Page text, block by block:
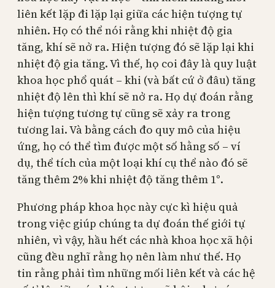
liên kết lặp đi lặp lại giữa các hiện tượng tự
nhiên. Họ có thể nói rằng khi nhiệt độ gia
tăng, khí sẽ nở ra. Hiện tượng đó sẽ lặp lại khi
nhiệt độ gia tăng. Vì thế, họ coi đây là quy luật
khoa học phổ quát – khi (và bất cứ ở đâu) tăng
nhiệt độ lên thì khí sẽ nở ra. Họ dự đoán rằng
hiện tượng tương tự cũng sẽ xảy ra trong
tương lai. Và bằng cách đo quy mô của hiệu
ứng, họ có thể tìm được một số hằng số – ví
dụ, thể tích của một loại khí cụ thể nào đó sẽ
tăng thêm 2% khi nhiệt độ tăng thêm 1°.
Phương pháp khoa học này cực kì hiệu quả
trong việc giúp chúng ta dự đoán thế giới tự
nhiên, vì vậy, hầu hết các nhà khoa học xã hội
cũng đều nghĩ rằng họ nên làm như thế. Họ
tin rằng phải tìm những mối liên kết và các hệ